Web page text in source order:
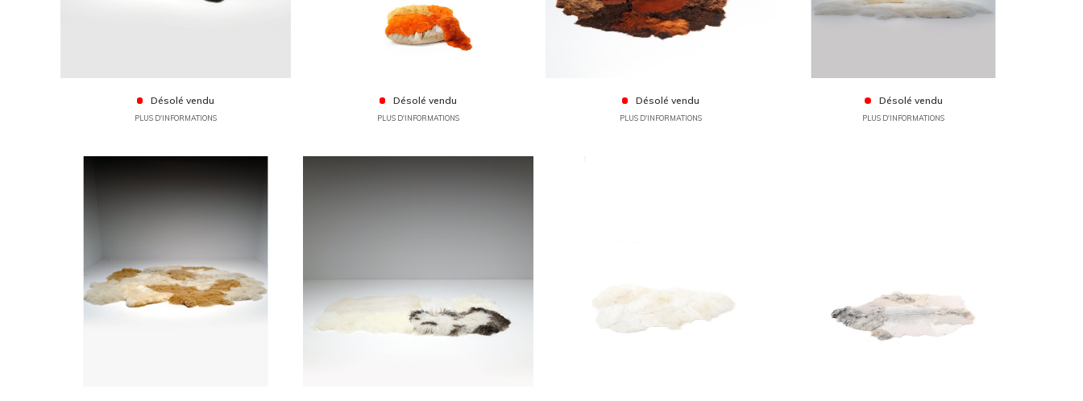
Désolé vendu
PLUS D'INFORMATIONS
Désolé vendu
PLUS D'INFORMATIONS
Désolé vendu
PLUS D'INFORMATIONS
Désolé vendu
PLUS D'INFORMATIONS